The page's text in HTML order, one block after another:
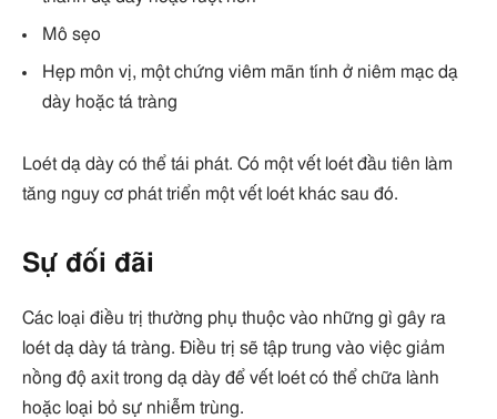
Mô sẹo
Hẹp môn vị, một chứng viêm mãn tính ở niêm mạc dạ
dày hoặc tá tràng
Loét dạ dày có thể tái phát. Có một vết loét đầu tiên làm
tăng nguy cơ phát triển một vết loét khác sau đó.
Sự đối đãi
Các loại điều trị thường phụ thuộc vào những gì gây ra
loét dạ dày tá tràng. Điều trị sẽ tập trung vào việc giảm
nồng độ axit trong dạ dày để vết loét có thể chữa lành
hoặc loại bỏ sự nhiễm trùng.